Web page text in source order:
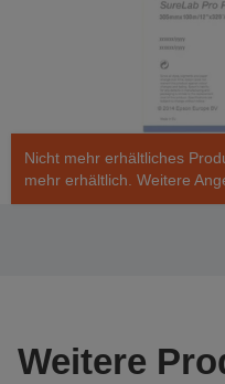
Nicht mehr erhältliches
mehr erhältlich. Weitere
Weitere